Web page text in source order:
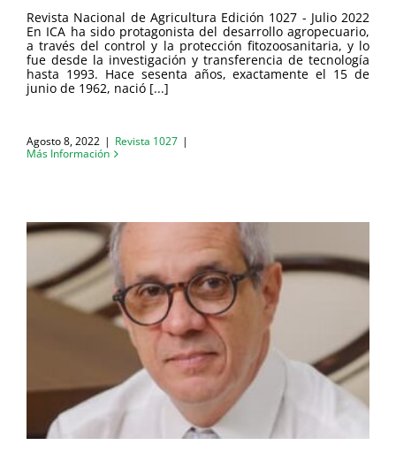
Revista Nacional de Agricultura Edición 1027 - Julio 2022
En ICA ha sido protagonista del desarrollo agropecuario,
a través del control y la protección fitozoosanitaria, y lo
fue desde la investigación y transferencia de tecnología
hasta 1993. Hace sesenta años, exactamente el 15 de
junio de 1962, nació [...]
Agosto 8, 2022 | Revista 1027 |
Más Información